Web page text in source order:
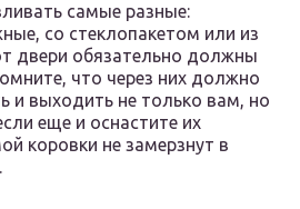
самые разные:
со стеклопакетом или из
двери обязательно должны
что через них должно
и выходить не только вам, но
еще и оснастите их
коровки не замерзнут в